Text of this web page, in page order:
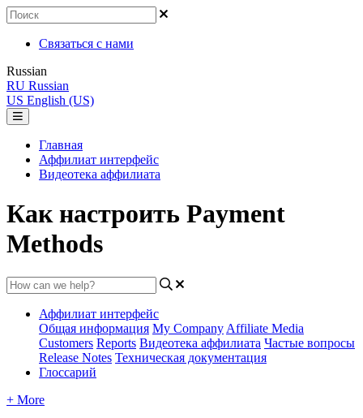
Связаться с нами
Russian
RU Russian
US English (US)
Главная
Аффилиат интерфейс
Видеотека аффилиата
Как настроить Payment
Methods
Аффилиат интерфейс
Общая информация My Company Affiliate Media
Customers Reports Видеотека аффилиата Частые вопросы
Release Notes Техническая документация
Глоссарий
+ More